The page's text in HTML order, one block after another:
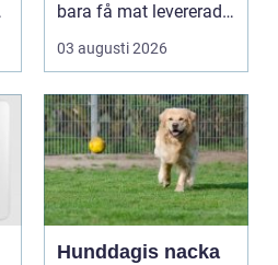
bara få mat levererad.
R&aum...
03 augusti 2026
Hunddagis nacka